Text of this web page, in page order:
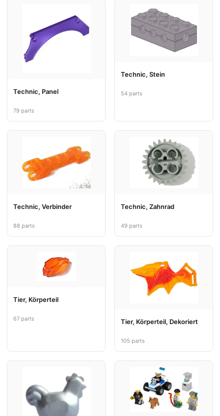
Technic, Panel
79 parts
Technic, Stein
54 parts
Technic, Verbinder
88 parts
Technic, Zahnrad
49 parts
Tier, Körperteil
67 parts Tier, Körperteil, Dekoriert
105 parts